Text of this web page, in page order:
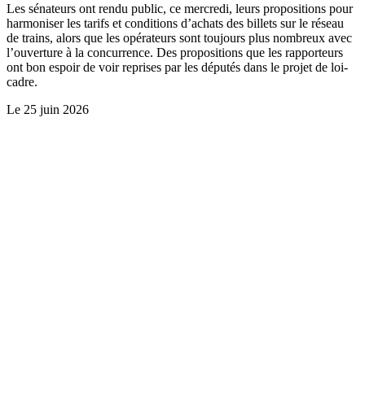
Les sénateurs ont rendu public, ce mercredi, leurs propositions pour
harmoniser les tarifs et conditions d’achats des billets sur le réseau
de trains, alors que les opérateurs sont toujours plus nombreux avec
l’ouverture à la concurrence. Des propositions que les rapporteurs
ont bon espoir de voir reprises par les députés dans le projet de loi-
cadre.
Le 25 juin 2026